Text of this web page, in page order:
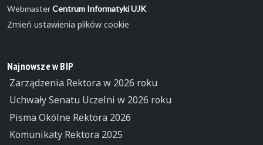
WebmasterCentrum Informatyki UJK
Zmień ustawienia plików cookie
Najnowsze w BIP
Zarządzenia Rektora w 2026 roku
Uchwały Senatu Uczelni w 2026 roku
Pisma Okólne Rektora 2026
Komunikaty Rektora 2025